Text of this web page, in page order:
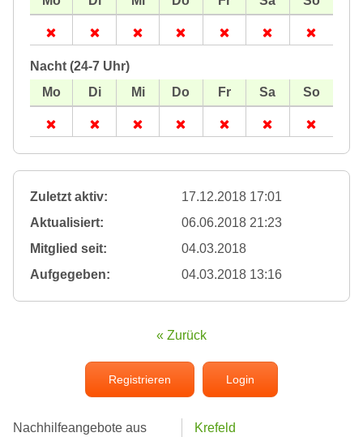
Nacht (24-7 Uhr)
Zuletzt aktiv:
17.12.2018 17:01
Aktualisiert:
06.06.2018 21:23
Mitglied seit:
04.03.2018
Aufgegeben:
04.03.2018 13:16
« Zurück
Registrieren Login
Nachhilfeangebote aus
Krefeld